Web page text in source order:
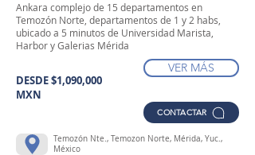
Ankara complejo de 15 departamentos en
Temozón Norte, departamentos de 1 y 2 habs,
ubicado a 5 minutos de Universidad Marista,
Harbor y Galerias Mérida
DESDE $1,090,000
MXN
VER MÁS
CONTACTAR
Temozón Nte., Temozon Norte, Mérida, Yuc.,
México